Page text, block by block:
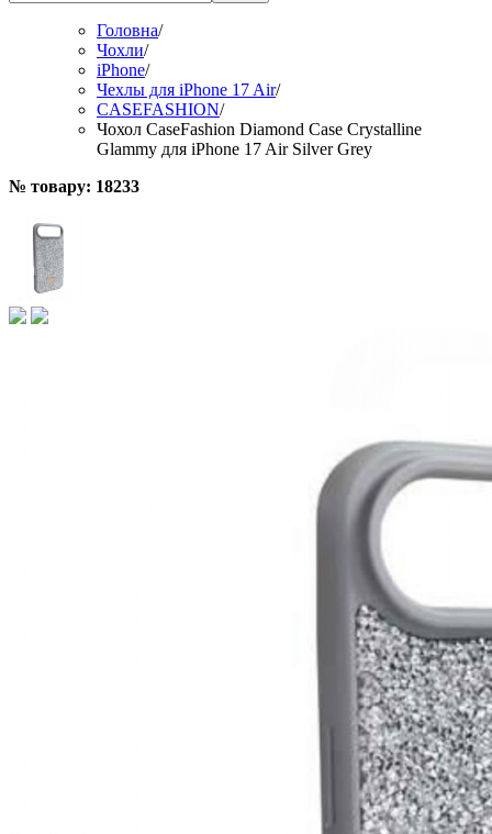
Головна/
Чохли/
iPhone/
Чехлы для iPhone 17 Air/
CASEFASHION/
Чохол CaseFashion Diamond Case Crystalline
Glammy для iPhone 17 Air Silver Grey
№ товару: 18233